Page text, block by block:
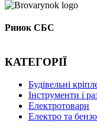
Ринок СБС
КАТЕГОРІЇ
Будівельні
Інструменти і
Електротовари
Електро та